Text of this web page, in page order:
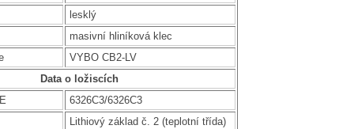
lesklý
masivní hliníková klec
VYBO CB2-LV
Data o ložiscích
6326C3/6326C3
Lithiový základ č. 2 (teplotní třída)